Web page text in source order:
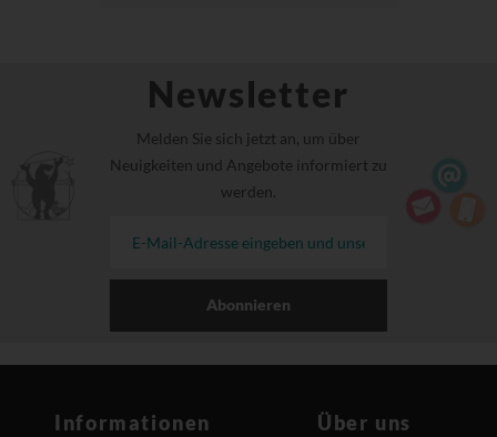
Newsletter
Melden Sie sich jetzt an, um über
Neuigkeiten und Angebote informiert zu
werden.
Abonnieren
Informationen Über uns